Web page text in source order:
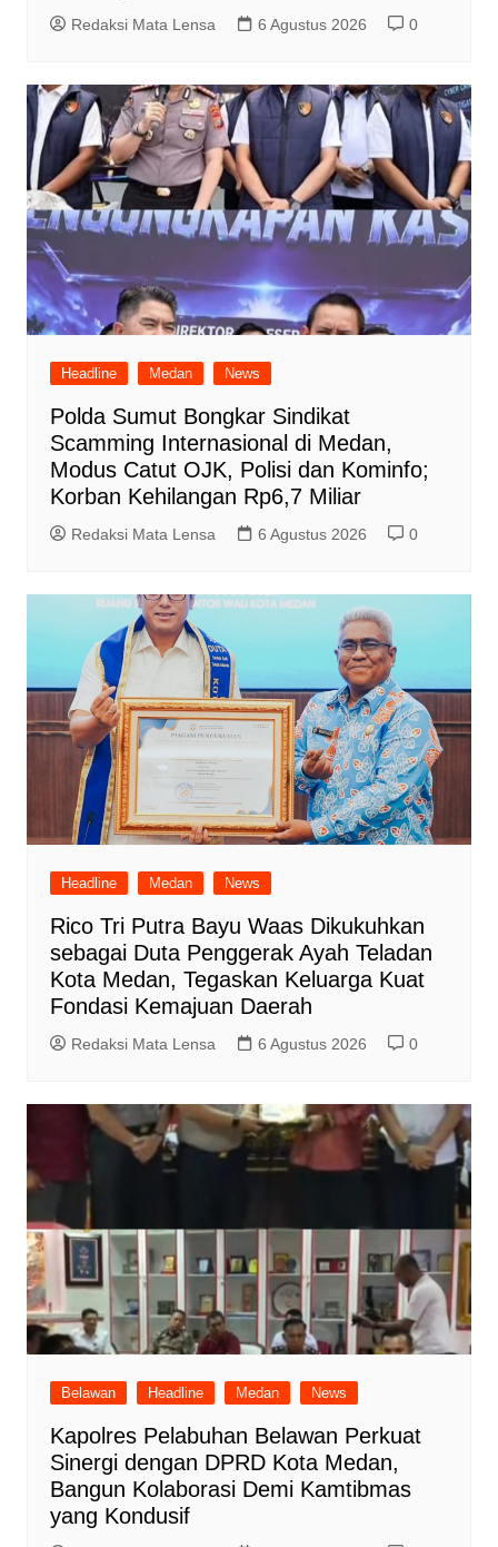
Redaksi Mata Lensa 6 Agustus 2026 0
Headline Medan News
Polda Sumut Bongkar Sindikat
Scamming Internasional di Medan,
Modus Catut OJK, Polisi dan Kominfo;
Korban Kehilangan Rp6,7 Miliar
Redaksi Mata Lensa 6 Agustus 2026 0
Headline Medan News
Rico Tri Putra Bayu Waas Dikukuhkan
sebagai Duta Penggerak Ayah Teladan
Kota Medan, Tegaskan Keluarga Kuat
Fondasi Kemajuan Daerah
Redaksi Mata Lensa 6 Agustus 2026 0
Belawan Headline Medan News
Kapolres Pelabuhan Belawan Perkuat
Sinergi dengan DPRD Kota Medan,
Bangun Kolaborasi Demi Kamtibmas
yang Kondusif